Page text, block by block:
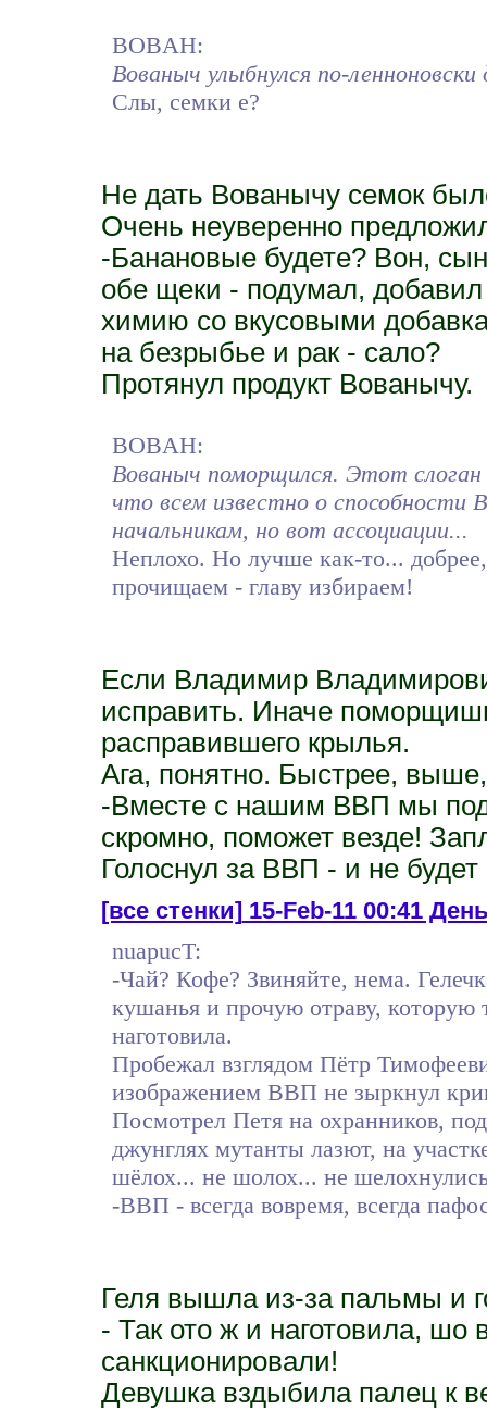
BOBAH:
Вованыч улыбнулся по-
Слы, семки е?
Не дать Вованычу семок
Очень неуверенно
-Банановые будете? Вон,
обе щеки - подумал,
химию со вкусовыми
на безрыбье и рак - сало?
Протянул продукт Вованычу.
BOBAH:
Вованыч поморщился. Этот слоган
что всем известно о способности
начальникам, но вот ассоциации...
Неплохо. Но лучше как-то...
прочищаем - главу избираем!
Если Владимир
исправить. Иначе
расправившего крылья.
Ага, понятно. Быстрее,
-Вместе с нашим ВВП мы
скромно, поможет везде!
Голоснул за ВВП - и не
[все стенки]15-Feb-11 00:41
nuapucT:
-Чай? Кофе? Звиняйте, нема.
кушанья и прочую отраву, которую
наготовила.
Пробежал взглядом Пётр
изображением ВВП не зыркнул
Посмотрел Петя на охранников,
джунглях мутанты лазют, на
шёлох... не шолох... не
-ВВП - всегда вовремя, всегда
Геля вышла из-за пальмы и
- Так ото ж и наготовила,
санкционировали!
Девушка вздыбила палец к